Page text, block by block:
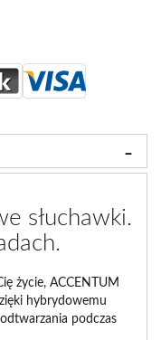
słuchawki.
życie, ACCENTUM
hybrydowemu
podczas